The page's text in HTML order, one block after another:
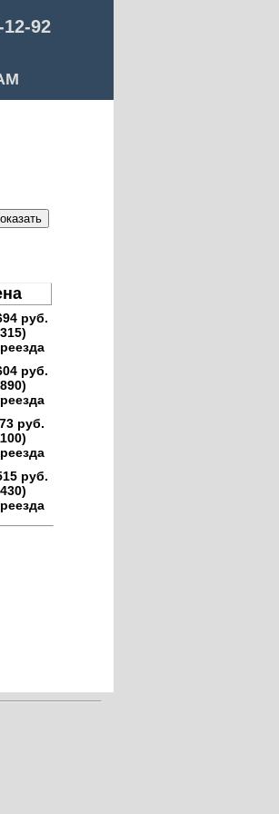
12-92
руб.
руб.
руб.
руб.